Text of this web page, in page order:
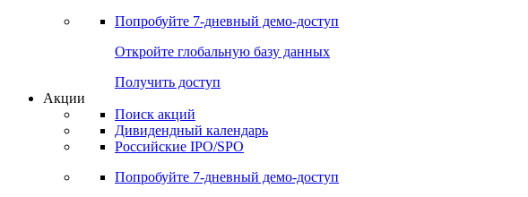
Попробуйте 7-дневный демо-доступ
Откройте глобальную базу данных
Получить доступ
Акции
Поиск акций
Дивидендный календарь
Российские IPO/SPO
Попробуйте 7-дневный демо-доступ